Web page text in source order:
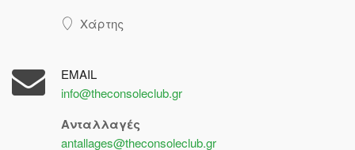
Χάρτης
EMAIL
info@theconsoleclub.gr
Ανταλλαγές
antallages@theconsoleclub.gr